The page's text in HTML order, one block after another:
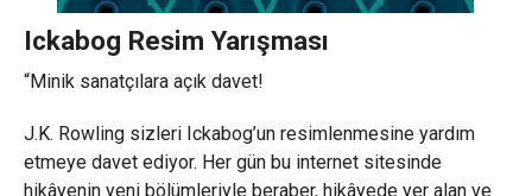
Ickabog Resim Yarışması
“Minik sanatçılara açık davet!
J.K. Rowling sizleri Ickabog’un resimlenmesine yardım
etmeye davet ediyor. Her gün bu internet sitesinde
hikâyenin yeni bölümleriyle beraber, hikâyede yer alan ve